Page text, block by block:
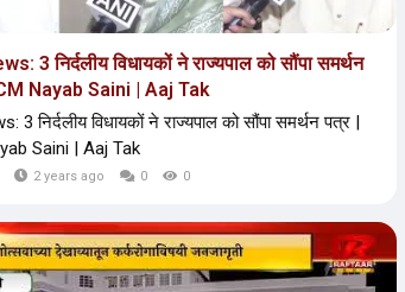
3 निर्दलीय विधायकों ने राज्यपाल को सौंपा समर्थन
Nayab Saini | Aaj Tak
3 निर्दलीय विधायकों ने राज्यपाल को सौंपा समर्थन पत्र |
Saini | Aaj Tak
2 years ago 0 0